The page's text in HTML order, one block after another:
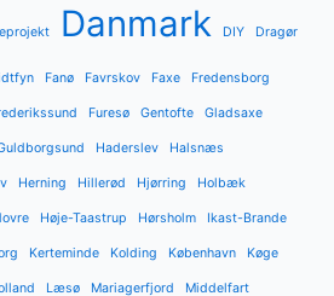
Danmark DIY Dragør
Fanø Favrskov Faxe Fredensborg
Furesø Gentofte Gladsaxe
Haderslev Halsnæs
Herning Hillerød Hjørring Holbæk
Høje-Taastrup Hørsholm Ikast-Brande
Kerteminde Kolding København Køge
Læsø Mariagerfjord Middelfart